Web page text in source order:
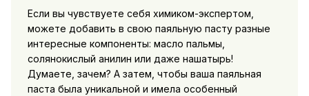
Если вы чувствуете себя химиком-экспертом,
можете добавить в свою паяльную пасту разные
интересные компоненты: масло пальмы,
солянокислый анилин или даже нашатырь!
Думаете, зачем? А затем, чтобы ваша паяльная
паста была уникальной и имела особенный